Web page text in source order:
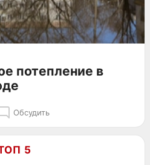
потепление в
Обсудить
5